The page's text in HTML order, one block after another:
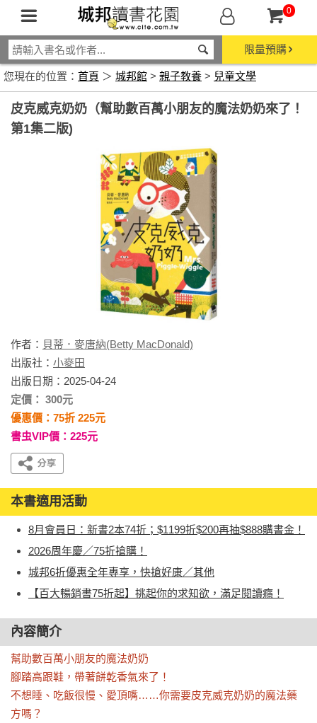
0
限量預購
您現在的位置： 首頁 ＞ 城邦館 > 親子教養 > 兒童文學
皮克威克奶奶（幫助數百萬小朋友的魔法奶奶來了！
第1集二版)
作者： 貝蒂．麥唐納(Betty MacDonald)
出版社： 小麥田
出版日期：2025-04-24
定價： 300元
優惠價：75折 225元
書虫VIP價：225元
本書適用活動
8月會員日：新書2本74折；$1199折$200再抽$888購書金！
2026周年慶／75折搶購！
城邦6折優惠全年專享，快搶好康／其他
【百大暢銷書75折起】挑起你的求知欲，滿足閱讀癮！
內容簡介
幫助數百萬小朋友的魔法奶奶
腳踏高跟鞋，帶著餅乾香氣來了！
不想睡、吃飯很慢、愛頂嘴……你需要皮克威克奶奶的魔法藥
方嗎？